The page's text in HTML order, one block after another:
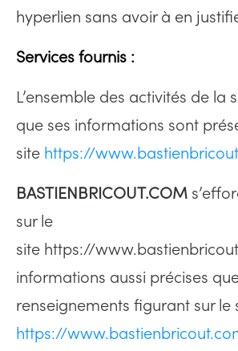
hyperlien sans avoir à en
Services fournis :
L’ensemble des activités de la
que ses informations sont
site https://
BASTIENBRICOUT.COM
sur le
site https://
informations aussi précises
renseignements figurant sur le
https://